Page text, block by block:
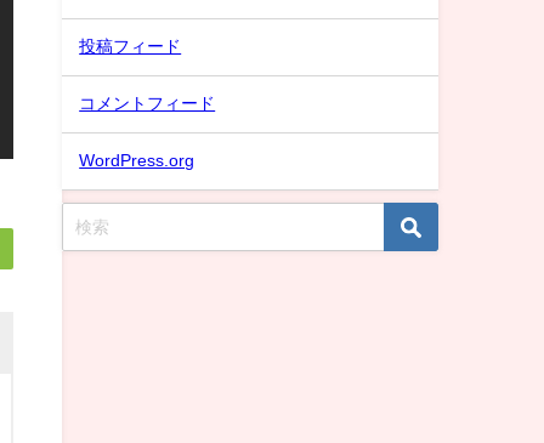
投稿フィード
コメントフィード
WordPress.org